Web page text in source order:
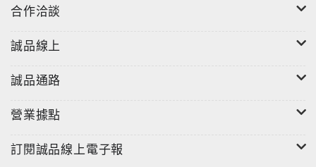
合作洽談
誠品線上
誠品通路
營業據點
訂閱誠品線上電子報